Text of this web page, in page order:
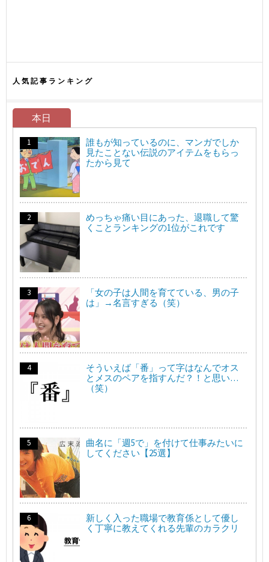
人気記事ランキング
本日
誰もが知っているのに、マンガでしか
見たことない伝説のアイテムをもらっ
たから見て
めっちゃ痛い目にあった、退職して驚
くことランキングの1位がこれです
「女の子は人間を育てている、男の子
は」→名言すぎる（笑）
そういえば「番」って字はなんでオス
とメスのペアを指すんだ？！と思い…
（笑）
曲名に「週5で」を付けて仕事みたいに
してください【25選】
新しく入った職場で教育係として優し
く丁寧に教えてくれる先輩のカラクリ